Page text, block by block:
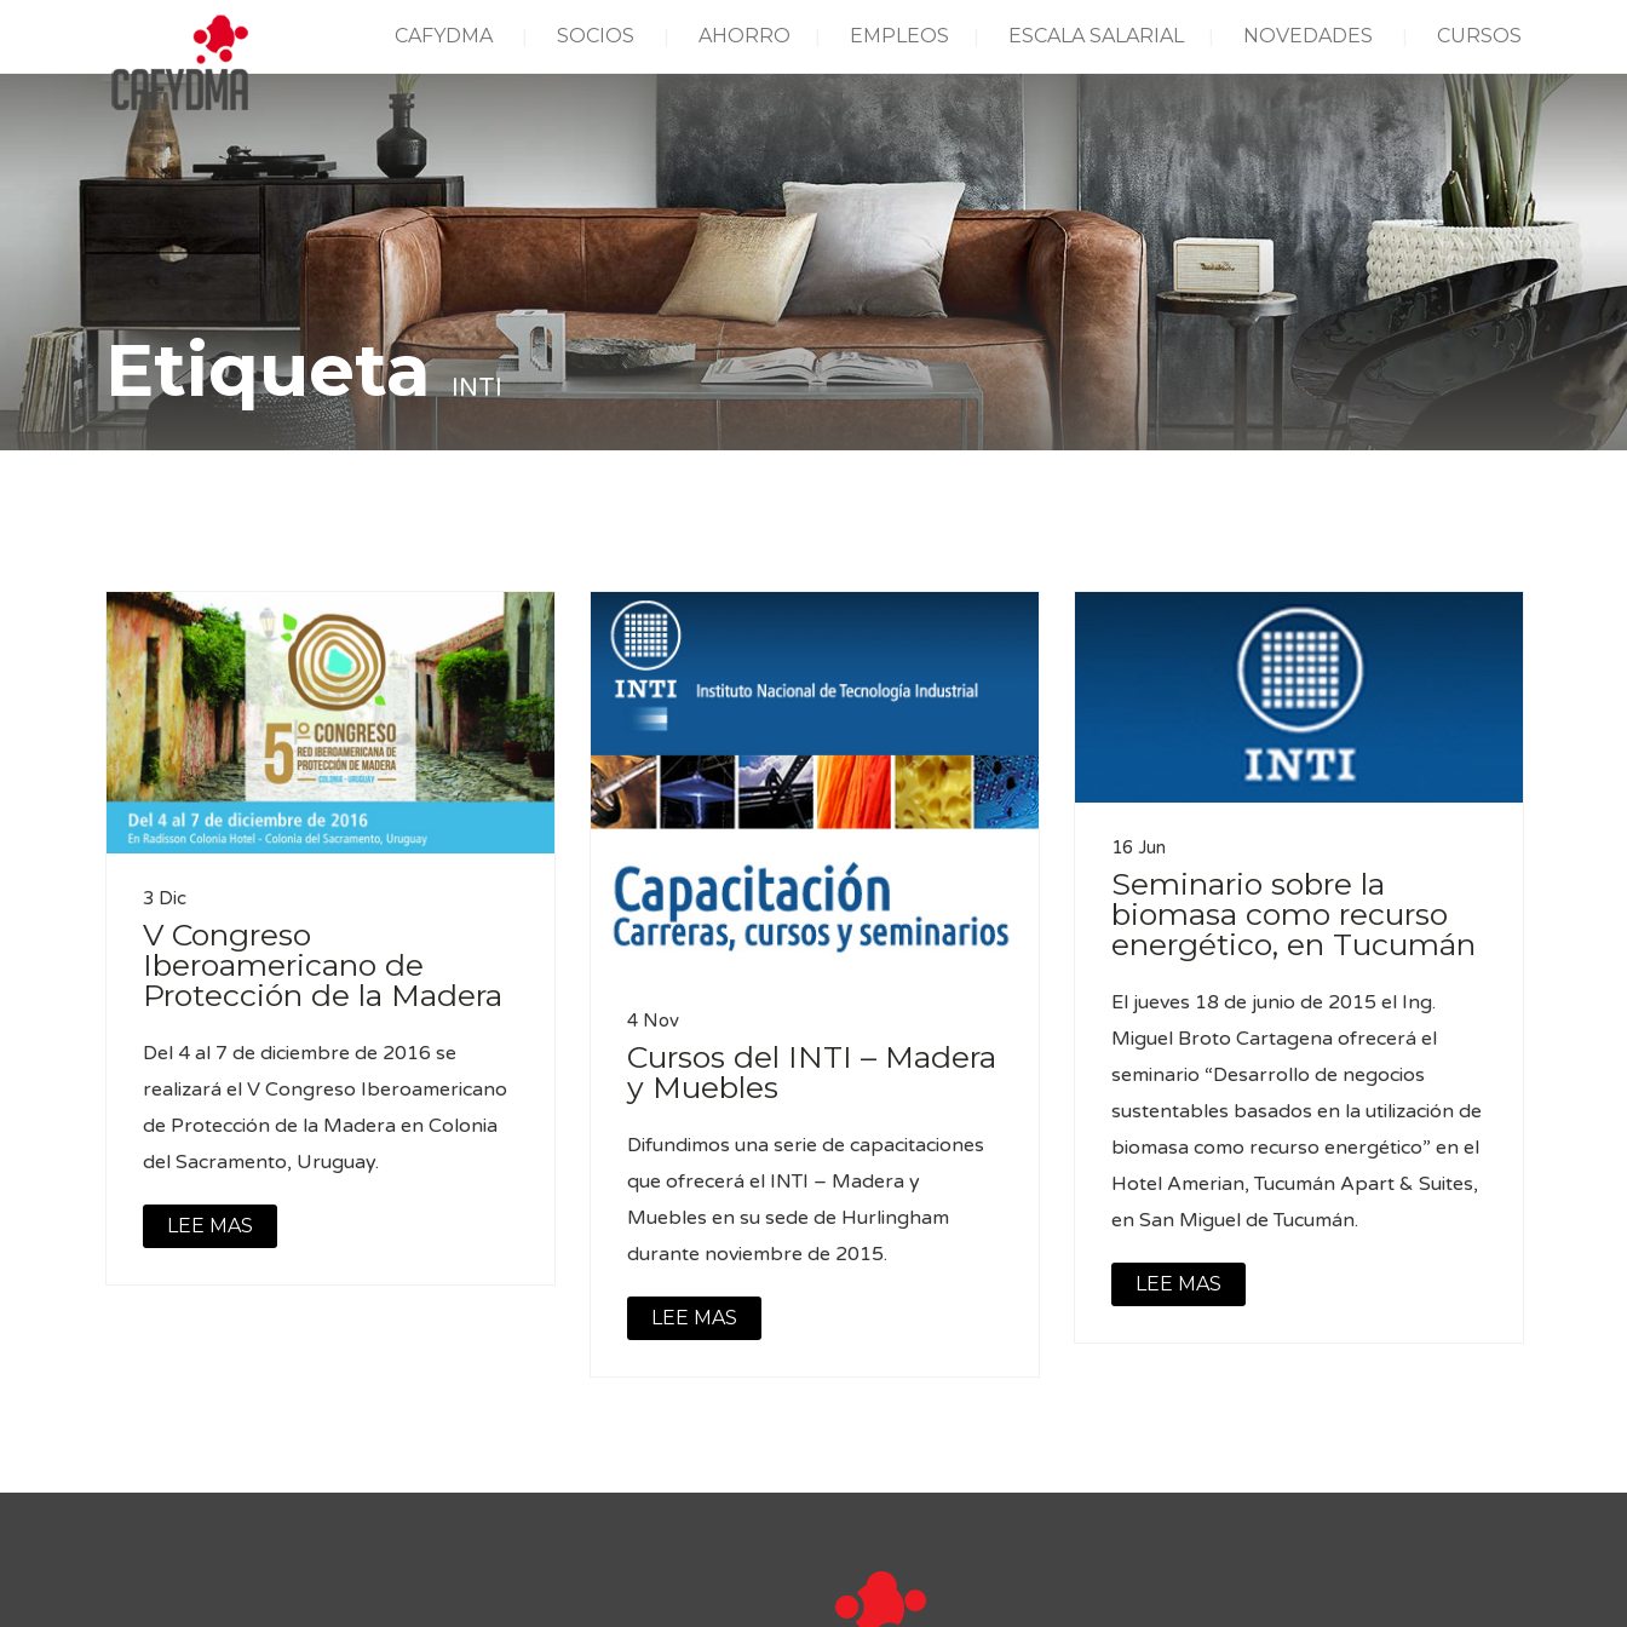
CAFYDMA SOCIOS AHORRO EMPLEOS ESCALA SALARIAL NOVEDADES CURSOS
EtiquetaINTI
3 Dic
V Congreso
Iberoamericano de
Protección de la Madera
Del 4 al 7 de diciembre de 2016 se
realizará el V Congreso Iberoamericano
de Protección de la Madera en Colonia
del Sacramento, Uruguay.
LEE MAS
4 Nov
Cursos del INTI – Madera
y Muebles
Difundimos una serie de capacitaciones
que ofrecerá el INTI – Madera y
Muebles en su sede de Hurlingham
durante noviembre de 2015.
LEE MAS
16 Jun
Seminario sobre la
biomasa como recurso
energético, en Tucumán
El jueves 18 de junio de 2015 el Ing.
Miguel Broto Cartagena ofrecerá el
seminario “Desarrollo de negocios
sustentables basados en la utilización de
biomasa como recurso energético” en el
Hotel Amerian, Tucumán Apart & Suites,
en San Miguel de Tucumán.
LEE MAS